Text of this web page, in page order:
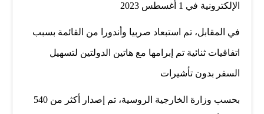
الإلكترونية في 1 أغسطس 2023
في المقابل، تم استبعاد صربيا وأندورا من القائمة بسبب
اتفاقيات ثنائية تم إبرامها مع هاتين الدولتين لتسهيل
السفر بدون تأشيرات
بحسب وزارة الخارجية الروسية، تم إصدار أكثر من 540